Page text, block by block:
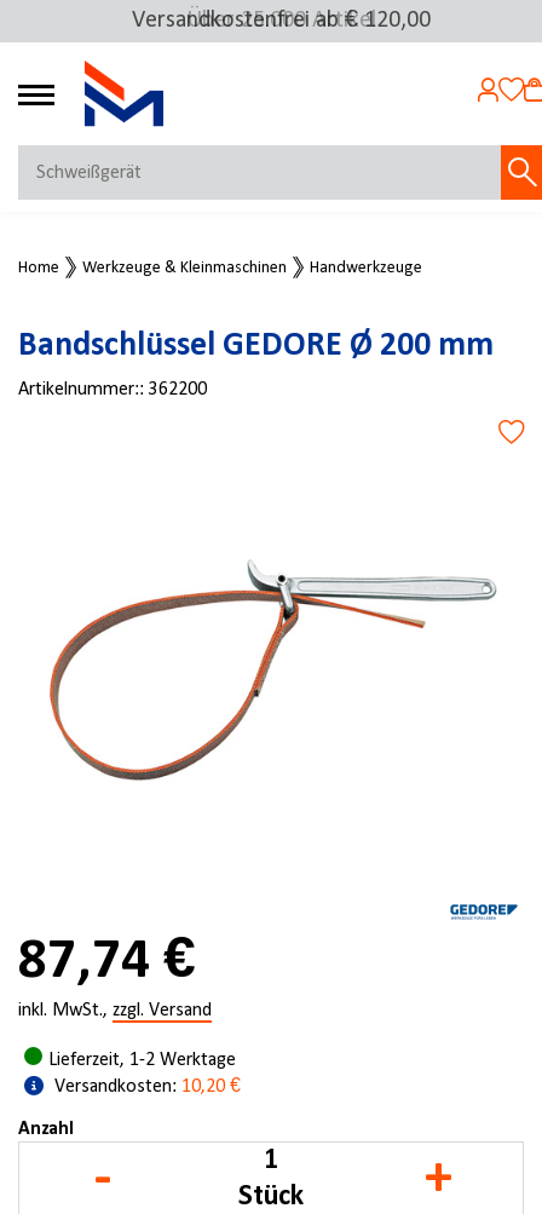
Über 25.000 Artikel
Versandkostenfrei ab € 120,00
4.72
MEIN KONTO
Jetzt anmelden
NEU BEI FMOSER?
Jetzt registrieren
Home Werkzeuge & Kleinmaschinen Handwerkzeuge
Bandschlüssel GEDORE Ø 200 mm
Artikelnummer:: 362200
87,74 €
inkl. MwSt., zzgl. Versand
Lieferzeit, 1-2 Werktage
Versandkosten: 10,20 €
Anzahl
- Stück +